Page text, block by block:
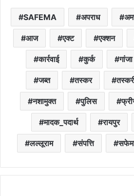
SAFEMA अपराध
आज एक्ट एक्शन
कार्रवाई कुर्क गांजा
जब्त तस्कर
नशामुक्त पुलिस
मादक_पदार्थ रायपुर
लल्लूराम संपत्ति